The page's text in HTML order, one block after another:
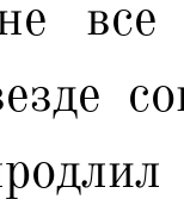
все